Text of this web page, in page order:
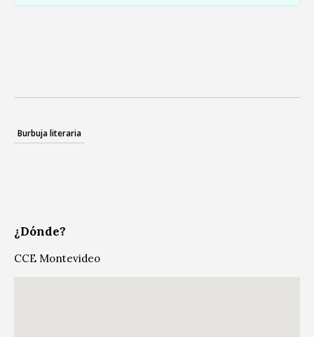
Burbuja literaria
¿Dónde?
CCE Montevideo